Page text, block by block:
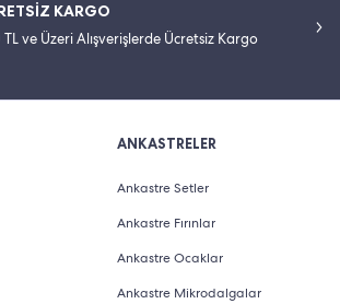
KARGO
ve Üzeri Alışverişlerde Ücretsiz Kargo
ANKASTRELER
Ankastre Setler
Ankastre Fırınlar
Ankastre Ocaklar
Ankastre Mikrodalgalar